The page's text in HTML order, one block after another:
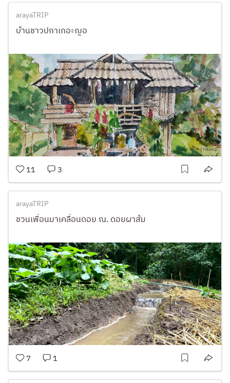
arayaTRIP
บ้านชาวปกาเกอะญอ
11 3
arayaTRIP
ชวนเพื่อนมาเคลื่อนดอย ณ. ดอยผาส้ม
7 1